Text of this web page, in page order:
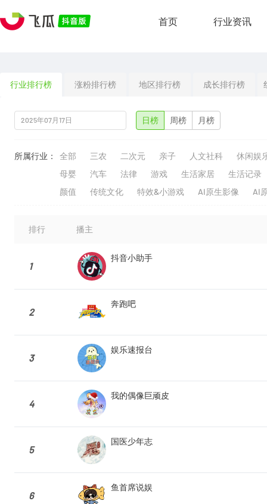
首页 行业资讯
行业排行榜 涨粉排行榜 地区排行榜 成长排行榜
日榜 周榜 月榜
所属行业： 全部 三农 二次元 亲子 人文社科
休闲娱
母婴
汽车 法律 游戏 生活家居
生活记录
颜值
传统文化 特效&小游戏 AI原生影像 AI
排行 播主
1
抖音小助手
2
奔跑吧
3
娱乐速报台
4
我的偶像巨顽皮
5
国医少年志
6
鱼首席说娱